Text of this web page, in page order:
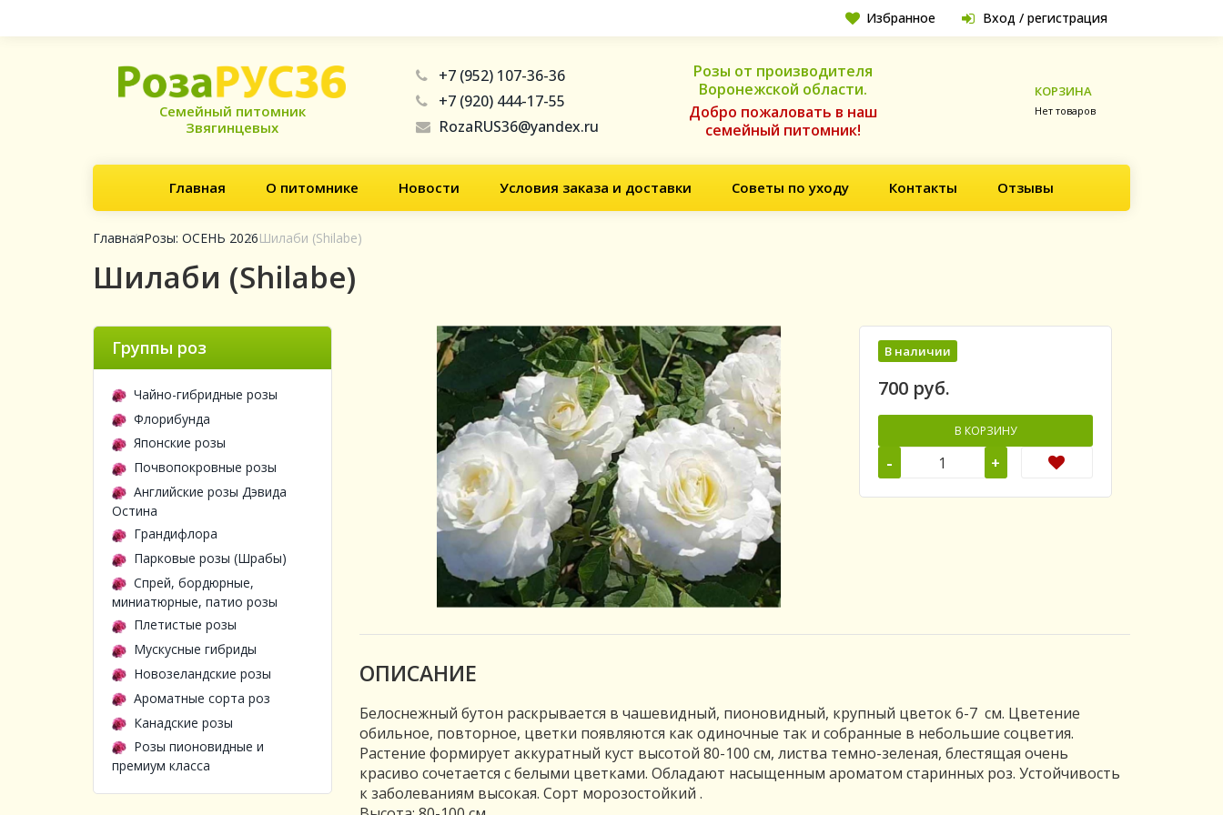
Избранное Вход / регистрация
Семейный питомник
Звягинцевых
+7 (952) 107-36-36
+7 (920) 444-17-55
RozaRUS36@yandex.ru
Розы от производителя
Воронежской области.
Добро пожаловать в наш
семейный питомник!
КОРЗИНА
Нет товаров
Главная О питомнике Новости Условия заказа и доставки Советы по уходу Контакты Отзывы
ГлавнаяРозы: ОСЕНЬ 2026Шилаби (Shilabe)
Шилаби (Shilabe)
В наличии
700 руб.
В КОРЗИНУ
- +
ОПИСАНИЕ
Белоснежный бутон раскрывается в чашевидный, пионовидный, крупный цветок 6-7 см. Цветение
обильное, повторное, цветки появляются как одиночные так и собранные в небольшие соцветия.
Растение формирует аккуратный куст высотой 80-100 см, листва темно-зеленая, блестящая очень
красиво сочетается с белыми цветками. Обладают насыщенным ароматом старинных роз. Устойчивость
к заболеваниям высокая. Сорт морозостойкий .
Группы роз
Чайно-гибридные розы
Флорибунда
Японские розы
Почвопокровные розы
Английские розы Дэвида
Остина
Грандифлора
Парковые розы (Шрабы)
Спрей, бордюрные,
миниатюрные, патио розы
Плетистые розы
Мускусные гибриды
Новозеландские розы
Ароматные сорта роз
Канадские розы
Розы пионовидные и
премиум класса